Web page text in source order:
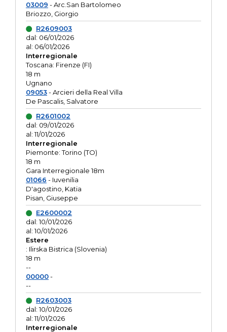
03009 - Arc.San Bartolomeo
Briozzo, Giorgio
R2609003
dal: 06/01/2026
al: 06/01/2026
Interregionale
Toscana: Firenze (FI)
18 m
Ugnano
09053- Arcieri della Real Villa
De Pascalis, Salvatore
R2601002
dal: 09/01/2026
al: 11/01/2026
Interregionale
Piemonte: Torino (TO)
18 m
Gara Interregionale 18m
01066 - Iuvenilia
D'agostino, Katia
Pisan, Giuseppe
E2600002
dal: 10/01/2026
al: 10/01/2026
Estere
: Ilirska Bistrica (Slovenia)
18 m
--
00000-
--
R2603003
dal: 10/01/2026
al: 11/01/2026
Interregionale